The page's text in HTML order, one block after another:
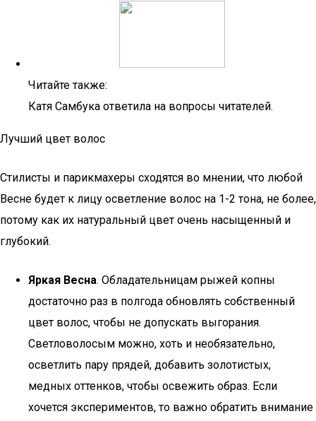
Читайте также:
Катя Самбука ответила на вопросы читателей.
Лучший цвет волос
Стилисты и парикмахеры сходятся во мнении, что любой
Весне будет к лицу осветление волос на 1-2 тона, не более,
потому как их натуральный цвет очень насыщенный и
глубокий.
Яркая Весна. Обладательницам рыжей копны
достаточно раз в полгода обновлять собственный
цвет волос, чтобы не допускать выгорания.
Светловолосым можно, хоть и необязательно,
осветлить пару прядей, добавить золотистых,
медных оттенков, чтобы освежить образ. Если
хочется экспериментов, то важно обратить внимание